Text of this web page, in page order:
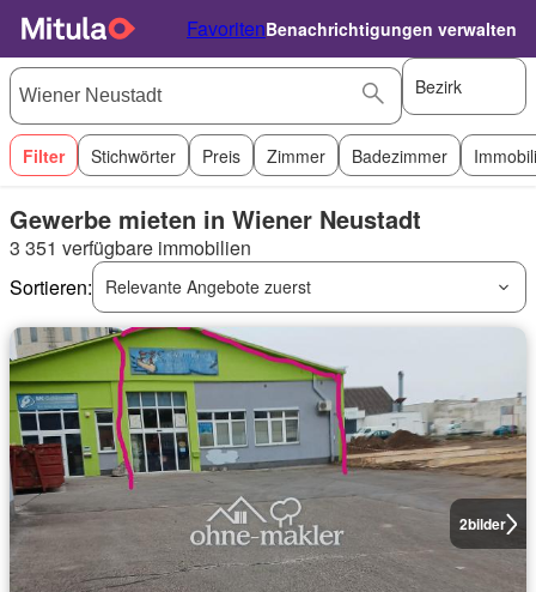
FavoritenBenachrichtigungen verwalten
Bezirk
Filter Stichwörter Preis Zimmer Badezimmer
Gewerbe mieten in Wiener Neustadt
3 351 verfügbare immobilien
Sortieren:
Relevante Angebote zuerst
2bilder